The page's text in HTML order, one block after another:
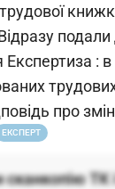
:
про
ЕКСПЕРТ
ТК